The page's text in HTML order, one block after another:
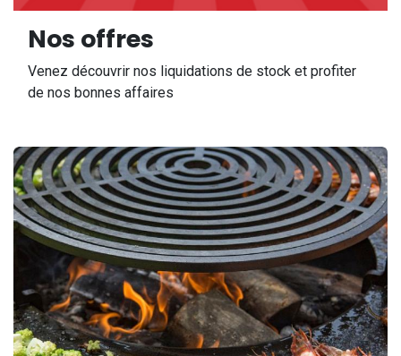
Nos offres
Venez découvrir nos liquidations de stock et profiter
de nos bonnes affaires